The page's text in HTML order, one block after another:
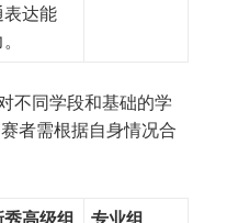
表达能
不同学段和基础的学
者需根据自身情况合